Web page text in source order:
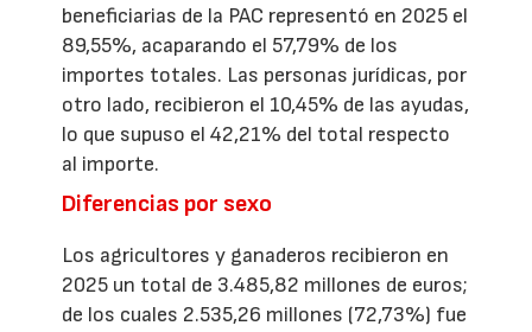
beneficiarias de la PAC representó en 2025 el
89,55%, acaparando el 57,79% de los
importes totales. Las personas jurídicas, por
otro lado, recibieron el 10,45% de las ayudas,
lo que supuso el 42,21% del total respecto
al importe.
Diferencias por sexo
Los agricultores y ganaderos recibieron en
2025 un total de 3.485,82 millones de euros;
de los cuales 2.535,26 millones (72,73%) fue